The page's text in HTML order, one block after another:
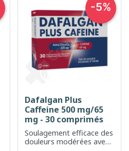
Dafalgan Plus
Caffeine 500 mg/65
mg - 30 comprimés
Soulagement efficace des
douleurs modérées avec
-5%